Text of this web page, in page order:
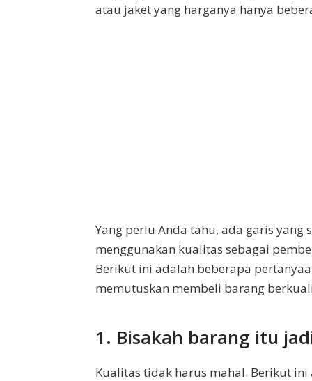
atau jaket yang harganya hanya
Yang perlu Anda tahu, ada garis
menggunakan kualitas sebagai
Berikut ini adalah beberapa
memutuskan membeli barang
1. Bisakah barang itu
Kualitas tidak harus mahal. Berikut